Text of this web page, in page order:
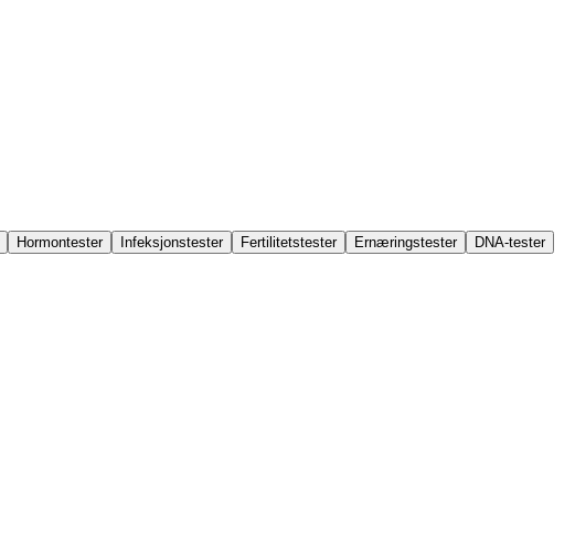
Hormontester Infeksjonstester Fertilitetstester Ernæringstester
DNA-tester